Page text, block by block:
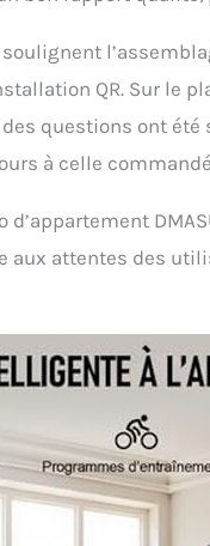
service
notre
attentes.
QR. Sur le
questions ont
à celle
d’appartement
aux attentes des